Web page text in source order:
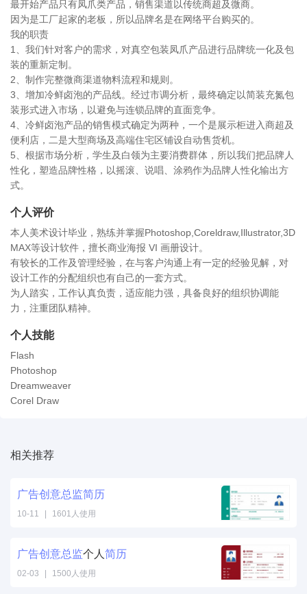
最开始产品只有凤爪类产品，销售渠道以传统商超及微商。
因为是工厂起家的老板，所以品牌名是在网络平台购买的。
我的职责
1、我们针对客户的需求，对真空包装凤爪产品进行品牌统一化及包
装的重新定制。
2、制作完整微商渠道物料流程和规则。
3、增加冷鲜卤泡的产品线。经过市调分析，最终确定以简装充氮包
装形式进入市场，以避免与连锁品牌的直面竞争。
4、冷鲜卤泡产品的销售模式确定为两种，一个是展示柜进入商超及
便利店，二是大型商场及高端住宅区铺设自动售货机。
5、根据市场分析，学生及白领为主要消费群体，所以我们把品牌人
性化，塑造品牌性格，以摇滚、说唱、涂鸦作为品牌人性化输出方
式。
个人评价
本人美术设计毕业，熟练并掌握Photoshop,Coreldraw,Illustrator,3D
MAX等设计软件，擅长商业海报 VI 画册设计。
有较长的工作及管理经验，在与客户沟通上有一定的经验见解，对
设计工作的分配组织也有自己的一套方式。
为人踏实，工作认真负责，适应能力强，具备良好的组织协调能
力，注重团队精神。
个人技能
Flash
Photoshop
Dreamweaver
Corel Draw
相关推荐
广告创意总监简历
10-11 1601人使用
广告创意总监个人 简历
02-03 1500人使用